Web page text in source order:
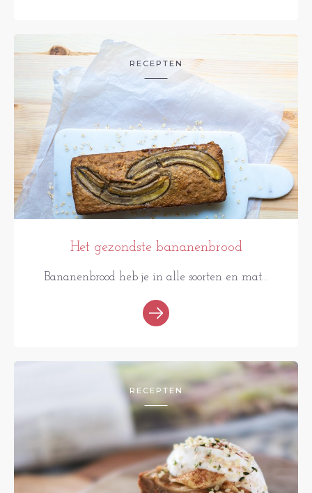
RECEPTEN
Het gezondste bananenbrood
Bananenbrood heb je in alle soorten en mat...
RECEPTEN